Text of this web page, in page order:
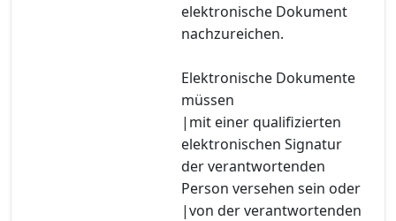
elektronische Dokument
nachzureichen.
Elektronische Dokumente
müssen
|mit einer qualifizierten
elektronischen Signatur
der verantwortenden
Person versehen sein oder
|von der verantwortenden